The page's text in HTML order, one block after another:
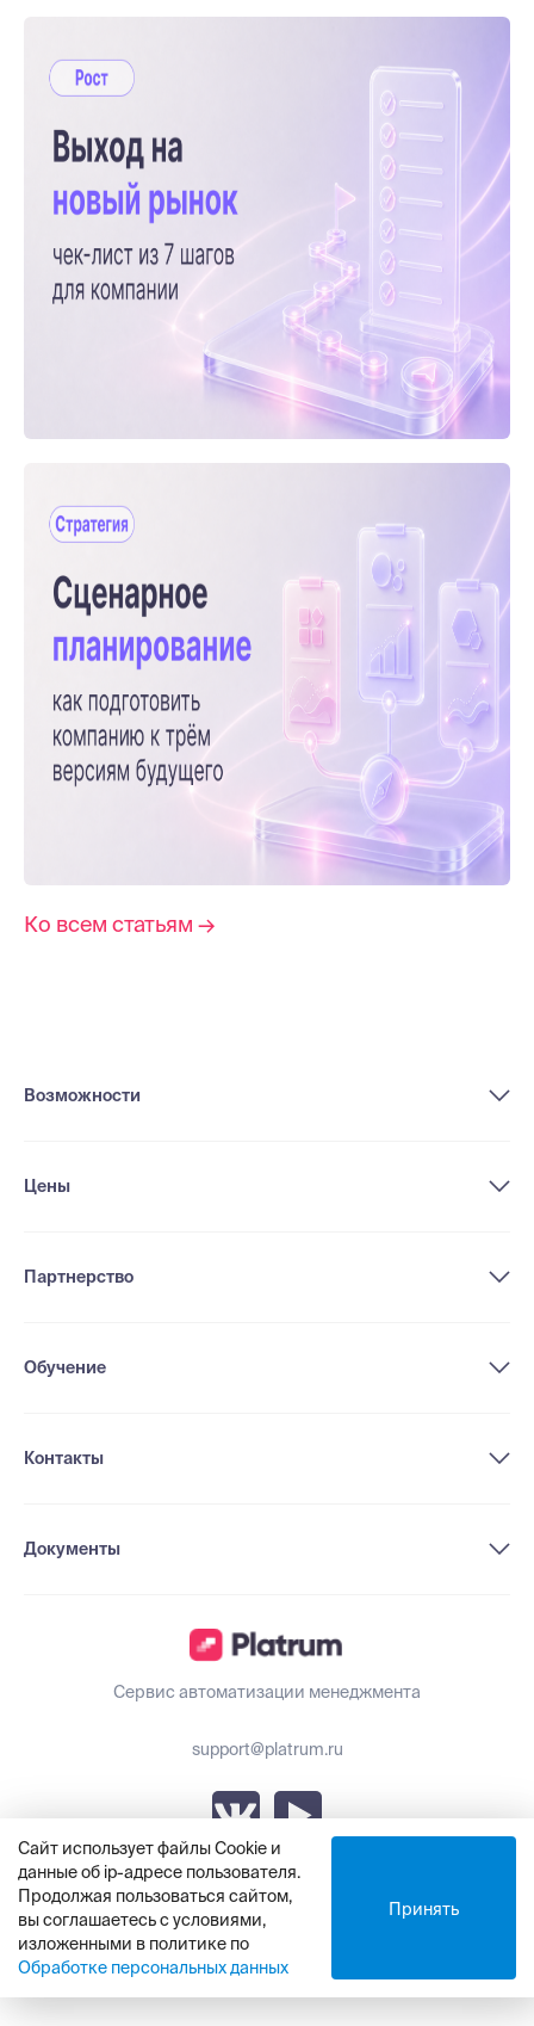
Сайт использует файлы Cookie и
данные об ip-адресе пользователя.
Продолжая пользоваться сайтом,
вы соглашаетесь с условиями,
изложенными в политике по
Обработке персональных данных
Принять
Ко всем статьям →
Сервис автоматизации менеджмента
support@platrum.ru
Возможности
Цены
Партнерство
Обучение
Контакты
Документы
© ООО «Платрум», 2021 - 2025